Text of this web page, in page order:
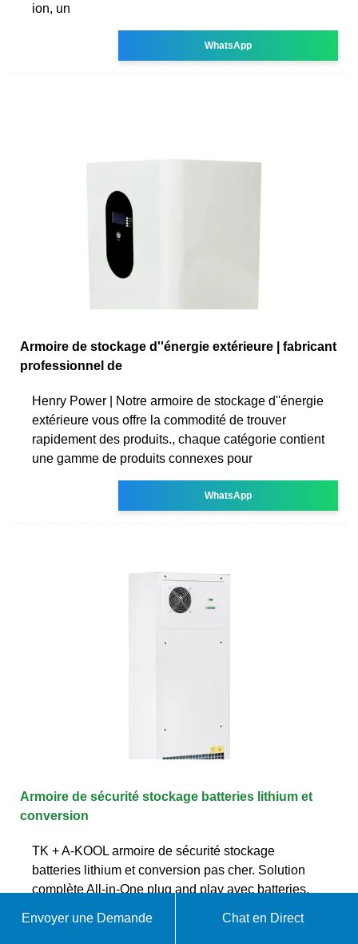
ion, un
WhatsApp
Armoire de stockage d''énergie extérieure | fabricant
professionnel de
Henry Power | Notre armoire de stockage d''énergie
extérieure vous offre la commodité de trouver
rapidement des produits., chaque catégorie contient
une gamme de produits connexes pour
WhatsApp
Armoire de sécurité stockage batteries lithium et
conversion
TK + A-KOOL armoire de sécurité stockage
batteries lithium et conversion pas cher. Solution
complète All-in-One plug and play avec batteries,
Envoyer une Demande Chat en Direct